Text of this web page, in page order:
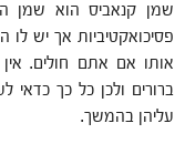
שמן קנאביס הוא שמן
פסיכואקטיביות אך יש לו
אותו אם אתם חולים.
ברורים ולכן כל כך
עליהן בהמשך.